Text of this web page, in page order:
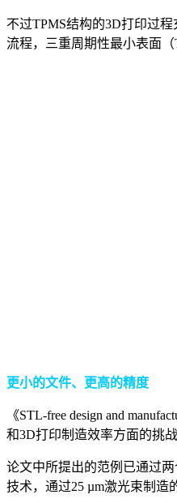
不过TPMS结构的3D打印过程
流程，三重周期性最小表面（
更小的文件、更高的精度
《STL-free design and
和3D打印制造效率方面的挑
论文中所提出的范例已通过
技术，通过25 µm激光束制造